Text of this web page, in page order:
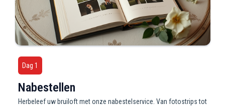
Dag 1
Nabestellen
Herbeleef uw bruiloft met onze nabestelservice. Van fotostrips tot